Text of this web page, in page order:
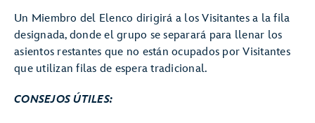
Un Miembro del Elenco dirigirá a los Visitantes a la fila
designada, donde el grupo se separará para llenar los
asientos restantes que no están ocupados por Visitantes
que utilizan filas de espera tradicional.
CONSEJOS ÚTILES: